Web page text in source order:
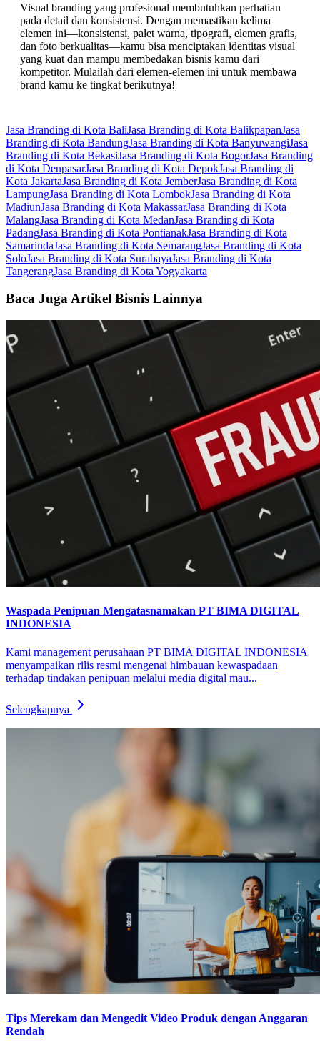
Visual branding yang profesional membutuhkan perhatian
pada detail dan konsistensi. Dengan memastikan kelima
elemen ini—konsistensi, palet warna, tipografi, elemen grafis,
dan foto berkualitas—kamu bisa menciptakan identitas visual
yang kuat dan mampu membedakan bisnis kamu dari
kompetitor. Mulailah dari elemen-elemen ini untuk membawa
brand kamu ke tingkat berikutnya!
Jasa Branding di Kota BaliJasa Branding di Kota BalikpapanJasa
Branding di Kota BandungJasa Branding di Kota BanyuwangiJasa
Branding di Kota BekasiJasa Branding di Kota BogorJasa Branding
di Kota DenpasarJasa Branding di Kota DepokJasa Branding di
Kota JakartaJasa Branding di Kota JemberJasa Branding di Kota
LampungJasa Branding di Kota LombokJasa Branding di Kota
MadiunJasa Branding di Kota MakassarJasa Branding di Kota
MalangJasa Branding di Kota MedanJasa Branding di Kota
PadangJasa Branding di Kota PontianakJasa Branding di Kota
SamarindaJasa Branding di Kota SemarangJasa Branding di Kota
SoloJasa Branding di Kota SurabayaJasa Branding di Kota
TangerangJasa Branding di Kota Yogyakarta
Baca Juga Artikel Bisnis Lainnya
Waspada Penipuan Mengatasnamakan PT BIMA DIGITAL
INDONESIA
Kami management perusahaan PT BIMA DIGITAL INDONESIA
menyampaikan rilis resmi mengenai himbauan kewaspadaan
terhadap tindakan penipuan melalui media digital mau...
Selengkapnya
Tips Merekam dan Mengedit Video Produk dengan Anggaran
Rendah